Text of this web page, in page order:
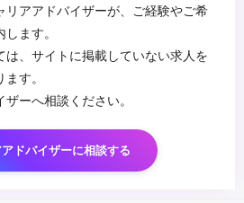
リアアドバイザーが、ご経験やご希
ます。
は、サイトに掲載していない求人を
す。
ーへ相談ください。
ドバイザーに相談する